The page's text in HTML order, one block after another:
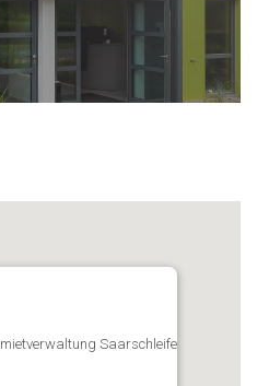
Saarschleife